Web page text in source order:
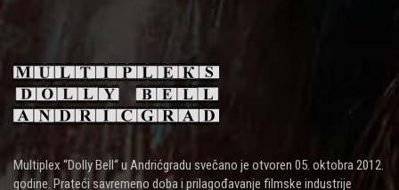
Multiplex “Dolly Bell“ u Andrićgradu svečano je otvoren 05. oktobra 2012.
godine. Prateći savremeno doba i prilagođavanje filmske industrije